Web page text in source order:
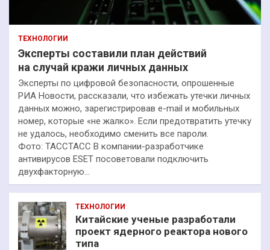
ТЕХНОЛОГИИ
Эксперты составили план действий
на случай кражи личных данных
Эксперты по цифровой безопасности, опрошенные
РИА Новости, рассказали, что избежать утечки личных
данных можно, зарегистрировав e-mail и мобильных
номер, которые «не жалко». Если предотвратить утечку
не удалось, необходимо сменить все пароли.
Фото: ТАССТАСС В компании-разработчике
антивирусов ESET посоветовали подключить
двухфакторную…
ТЕХНОЛОГИИ
Китайские ученые разработали
проект ядерного реактора нового
типа